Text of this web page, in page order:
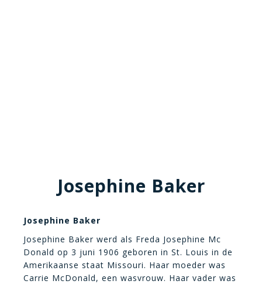
Josephine Baker
Josephine Baker
Josephine Baker werd als Freda Josephine Mc
Donald op 3 juni 1906 geboren in St. Louis in de
Amerikaanse staat Missouri. Haar moeder was
Carrie McDonald, een wasvrouw. Haar vader was